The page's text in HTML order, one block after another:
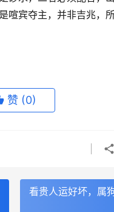
宾夺主，并非吉兆，
赞 (0)
看贵人运好坏，属